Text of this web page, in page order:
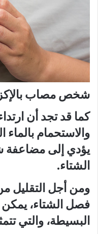
شخص مصاب
كما قد تجد أن
والاستحمام
يؤدي إلى مضاعفة
الشتاء.
ومن أجل التقليل
فصل الشتاء، يمكن
البسيطة، والتي